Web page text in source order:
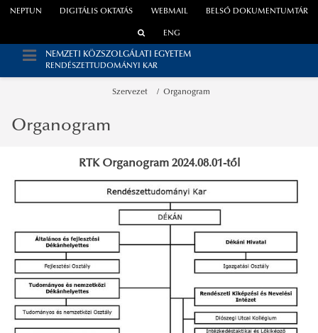
WEBMAIL
NEPTUN DIGITÁLIS OKTATÁS BELSŐ DOKUMENTUMTÁR
ENG
NEMZETI KÖZSZOLGÁLATI EGYETEM
RENDÉSZETTUDOMÁNYI KAR
Szervezet Organogram
Organogram
RTK Organogram 2024.08.01-től